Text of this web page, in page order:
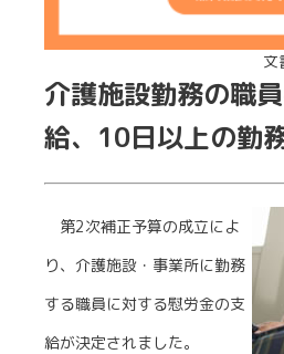
介護施設勤務の職
給、10日以上の勤
第2次補正予算の成立によ
り、介護施設・事業所に勤務
する職員に対する慰労金の支
給が決定されました。